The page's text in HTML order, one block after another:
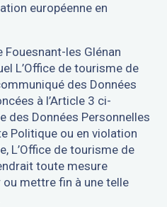
européenne en
Fouesnant-les Glénan
L’Office de tourisme de
des Données
à l’Article 3 ci-
des Données Personnelles
Politique ou en violation
L’Office de tourisme de
toute mesure
mettre fin à une telle